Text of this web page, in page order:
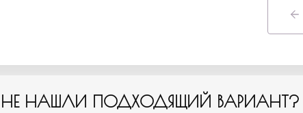
НЕ НАШЛИ ПОДХОДЯЩИЙ ВАРИАНТ?